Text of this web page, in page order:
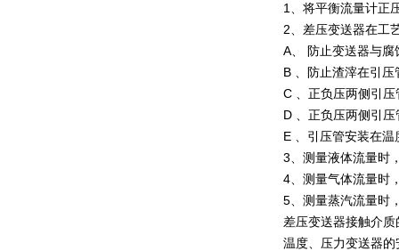
1、将平衡流量计正
2、差压变送器在工
A、 防止变送器与
B 、防止渣滓在引
C 、正负压两侧引
D 、正负压两侧引
E 、引压管安装在
3、测量液体流量时
4、测量气体流量时
5、测量蒸汽流量时
差压变送器接触介
温度、压力变送器